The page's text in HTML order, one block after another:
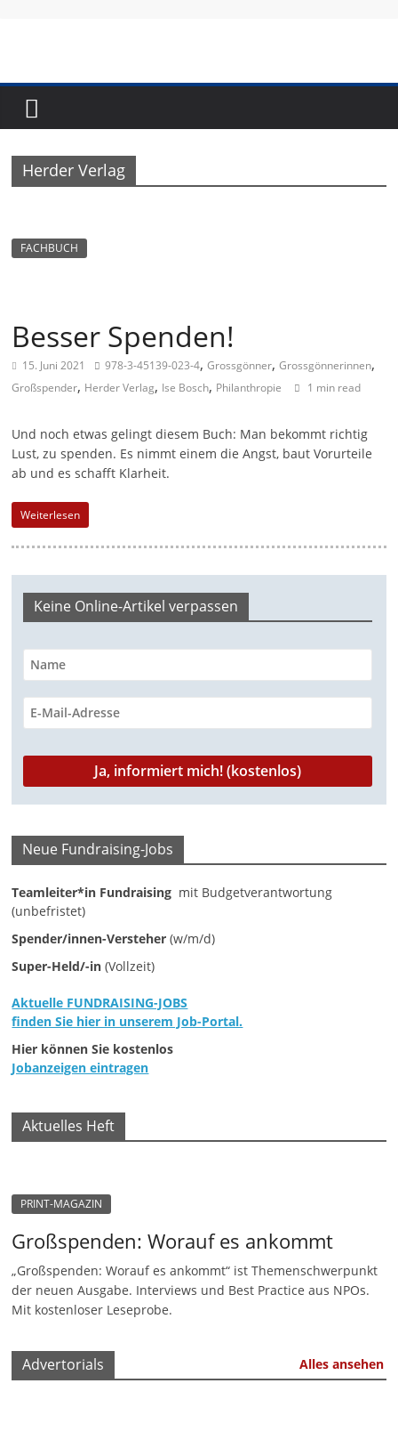
Fundraising-
Magazin
e
n
m
g
a
n
f
ü
r
S
z
l
a
r
k
t
i
n
g
|
S
e
n
|
V
e
r
Herder Verlag
FACHBUCH
Besser Spenden!
15. Juni 2021 978-3-45139-023-4,Grossgönner,Grossgönnerinnen,
Großspender, Herder Verlag, Ise Bosch, Philanthropie 1 min read
Und noch etwas gelingt diesem Buch: Man bekommt richtig
Lust, zu spenden. Es nimmt einem die Angst, baut Vorurteile
ab und es schafft Klarheit.
Weiterlesen
Keine Online-Artikel verpassen
Neue Fundraising-Jobs
Teamleiter*in Fundraising mit Budgetverantwortung
(unbefristet)
Spender/innen-Versteher (w/m/d)
Super-Held/-in (Vollzeit)
Aktuelle FUNDRAISING-JOBS
finden Sie hier in unserem Job-Portal.
Hier können Sie kostenlos
Jobanzeigen eintragen
Aktuelles Heft
PRINT-MAGAZIN
Großspenden: Worauf es ankommt
„Großspenden: Worauf es ankommt“ ist Themenschwerpunkt
der neuen Ausgabe. Interviews und Best Practice aus NPOs.
Mit kostenloser Leseprobe.
Advertorials Alles ansehen